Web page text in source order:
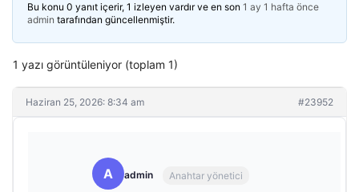
Bu konu 0 yanıt içerir, 1 izleyen vardır ve en son 1 ay 1 hafta önce
admin tarafından güncellenmiştir.
1 yazı görüntüleniyor (toplam 1)
Haziran 25, 2026: 8:34 am #23952
A admin Anahtar yönetici